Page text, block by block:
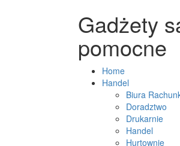
Gadżety
pomocne
Home
Handel
Biura
Doradztwo
Drukarnie
Handel
Hurtownie